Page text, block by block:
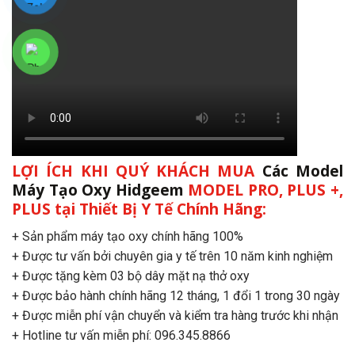
LỢI ÍCH KHI QUÝ KHÁCH MUA Các Model
Máy Tạo Oxy Hidgeem MODEL PRO, PLUS +,
PLUS tại Thiết Bị Y Tế Chính Hãng:
+ Sản phẩm máy tạo oxy chính hãng 100%
+ Được tư vấn bởi chuyên gia y tế trên 10 năm kinh nghiệm
+ Được tặng kèm 03 bộ dây mặt nạ thở oxy
+ Được bảo hành chính hãng 12 tháng, 1 đổi 1 trong 30 ngày
+ Được miễn phí vận chuyển và kiểm tra hàng trước khi nhận
+ Hotline tư vấn miễn phí: 096.345.8866